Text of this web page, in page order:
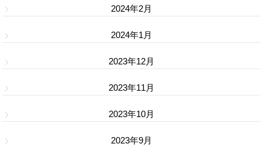
2024年2月
2024年1月
2023年12月
2023年11月
2023年10月
2023年9月